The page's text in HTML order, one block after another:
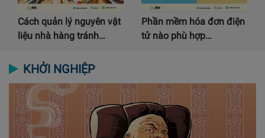
Cách quản lý nguyên vật
liệu nhà hàng tránh…
Phần mềm hóa đơn điện
tử nào phù hợp…
KHỞI NGHIỆP